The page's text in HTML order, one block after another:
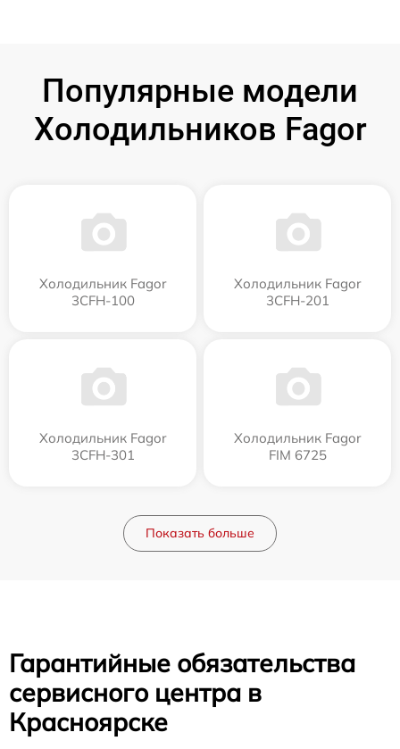
Популярные модели
Холодильников Fagor
Холодильник Fagor
3CFH-100
Холодильник Fagor
3CFH-201
Холодильник Fagor
3CFH-301
Холодильник Fagor
FIM 6725
Показать больше
Гарантийные обязательства
сервисного центра в
Красноярске